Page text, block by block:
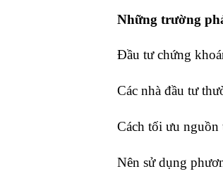
Những trường
Đầu tư chứng
Các nhà đầu tư
Cách tối ưu nguồn
Nên sử dụng